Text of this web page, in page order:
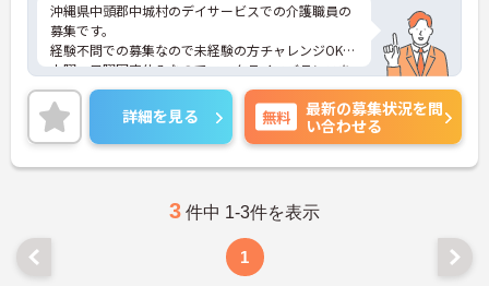
沖縄県中頭郡中城村のデイサービスでの介護職員の
募集です。
経験不問での募集なので未経験の方チャレンジOK！
土曜・日曜固定休みなのでワークライフバランスを
整えやすい環境でお仕事できます。
ご興味のある方は、面接のポイントをお伝えします
のでお気軽にお問い合せください。
詳細を見る 無料
最新の募集状況を問
い合わせる
3 件中 1-3件を表示
1